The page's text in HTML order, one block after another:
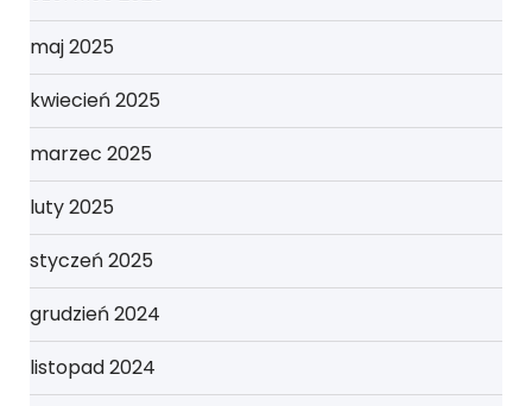
maj 2025
kwiecień 2025
marzec 2025
luty 2025
styczeń 2025
grudzień 2024
listopad 2024